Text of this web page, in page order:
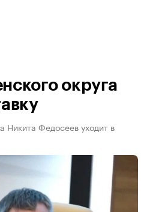
округа
Никита Федосеев уходит в